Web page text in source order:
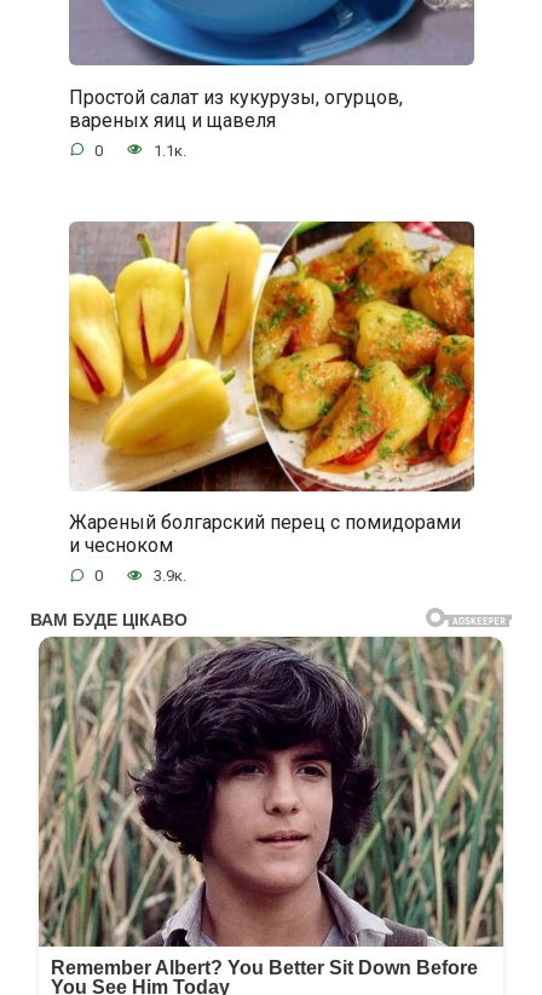
Простой салат из кукурузы, огурцов,
вареных яиц и щавеля
0 1.1к.
Жареный болгарский перец с помидорами
и чесноком
0 3.9к.